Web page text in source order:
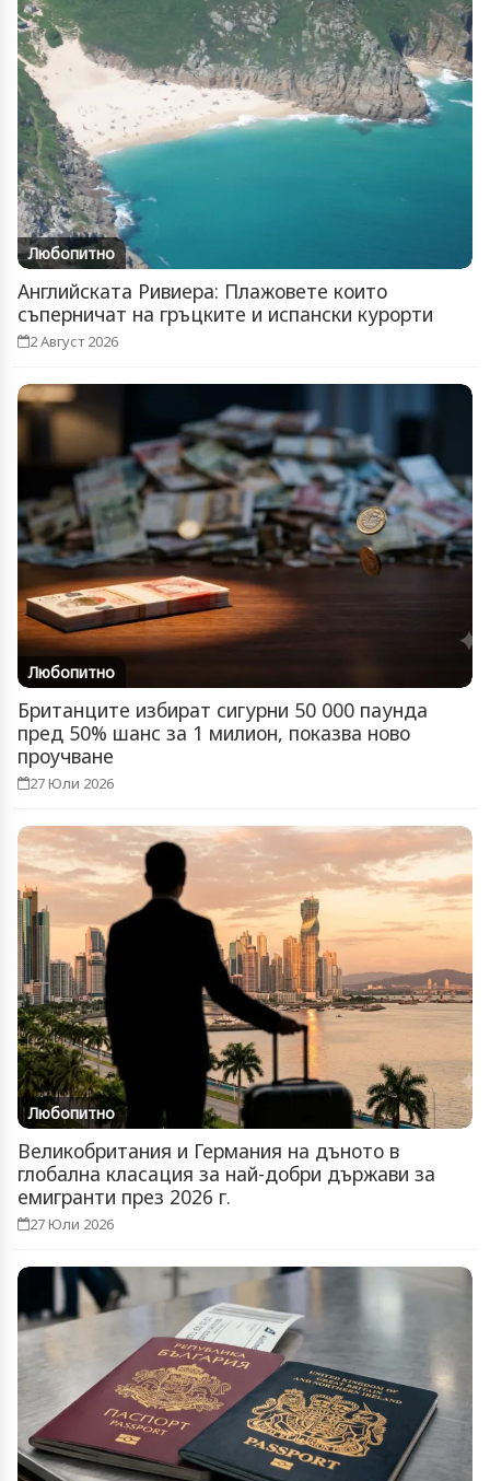
Любопитно
Английската Ривиера: Плажовете които
съперничат на гръцките и испански курорти
2 Август 2026
Любопитно
Британците избират сигурни 50 000 паунда
пред 50% шанс за 1 милион, показва ново
проучване
27 Юли 2026
Любопитно
Великобритания и Германия на дъното в
глобална класация за най-добри държави за
емигранти през 2026 г.
27 Юли 2026